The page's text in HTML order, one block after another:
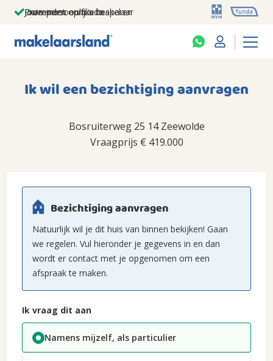
Jouw persoonlijke makelaar
Duizenden euro's besparen
Prominent op funda
Ik wil een bezichtiging aanvragen
Bosruiterweg 25 14 Zeewolde
Vraagprijs € 419.000
Bezichtiging aanvragen
Natuurlijk wil je dit huis van binnen bekijken! Gaan
we regelen. Vul hieronder je gegevens in en dan
wordt er contact met je opgenomen om een
afspraak te maken.
Ik vraag dit aan
Namens mijzelf, als particulier